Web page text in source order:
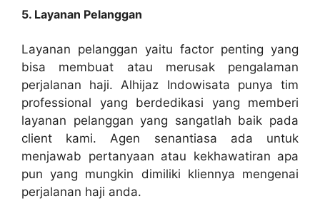
5. Layanan Pelanggan
Layanan pelanggan yaitu factor penting yang
bisa membuat atau merusak pengalaman
perjalanan haji. Alhijaz Indowisata punya tim
professional yang berdedikasi yang memberi
layanan pelanggan yang sangatlah baik pada
client kami. Agen senantiasa ada untuk
menjawab pertanyaan atau kekhawatiran apa
pun yang mungkin dimiliki kliennya mengenai
perjalanan haji anda.